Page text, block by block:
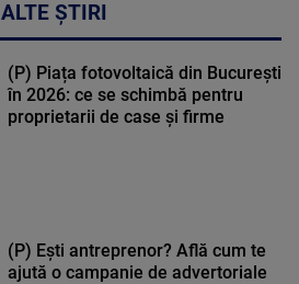
ALTE ȘTIRI
(P) Piața fotovoltaică din București
în 2026: ce se schimbă pentru
proprietarii de case și firme
(P) Ești antreprenor? Află cum te
ajută o campanie de advertoriale